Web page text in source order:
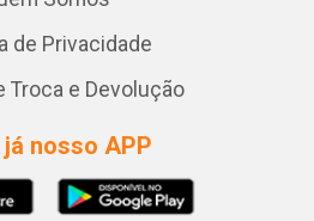
de Privacidade
Troca e Devolução
já nosso APP